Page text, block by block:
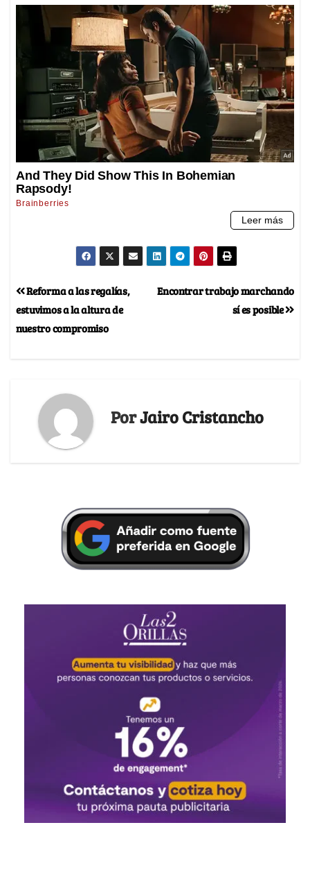
Encontrar trabajo marchando
sí es posible
Reforma a las regalías,
estuvimos a la altura de
nuestro compromiso
PorJairo Cristancho